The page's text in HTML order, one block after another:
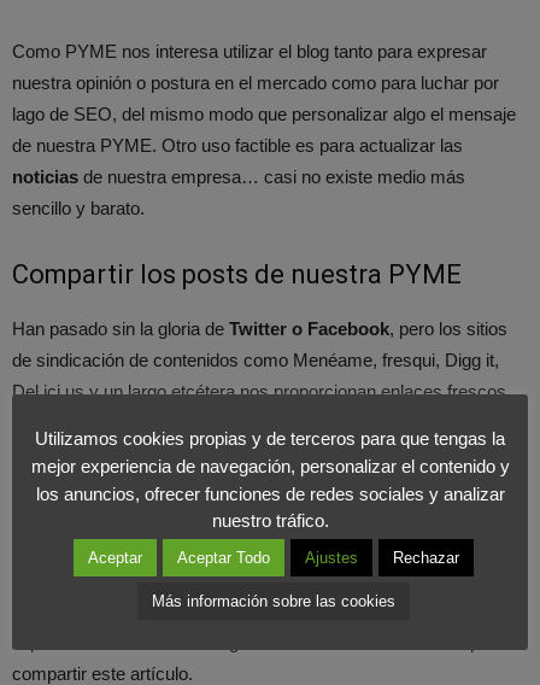
Como PYME nos interesa utilizar el blog tanto para expresar
nuestra opinión o postura en el mercado como para luchar por
lago de SEO, del mismo modo que personalizar algo el mensaje
de nuestra PYME. Otro uso factible es para actualizar las
noticias de nuestra empresa… casi no existe medio más
sencillo y barato.
Compartir los posts de nuestra PYME
Han pasado sin la gloria de Twitter o Facebook, pero los sitios
de sindicación de contenidos como Menéame, fresqui, Digg it,
Del.ici.us y un largo etcétera nos proporcionan enlaces frescos
específicos e interesados en nuestras temáticas o productos,
siempre y cuando que los cataloguemos bien.
Además, al ser comunidades siempre podremos dar con algún
cliente interesado en nosotros. Su desventaja es que no es un
verdadero mercado de masas. Y justo debajo de este post tenéis
compartir este artículo.
Utilizamos cookies propias y de terceros para que tengas la
mejor experiencia de navegación, personalizar el contenido y
los anuncios, ofrecer funciones de redes sociales y analizar
nuestro tráfico.
Aceptar Aceptar Todo Ajustes Rechazar
Más información sobre las cookies